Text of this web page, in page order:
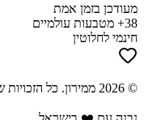
מעודכן בזמן אמת
38+ מטבעות עולמיים
חינמי לחלוטין
©
2026 ממירון. כל הזכויות